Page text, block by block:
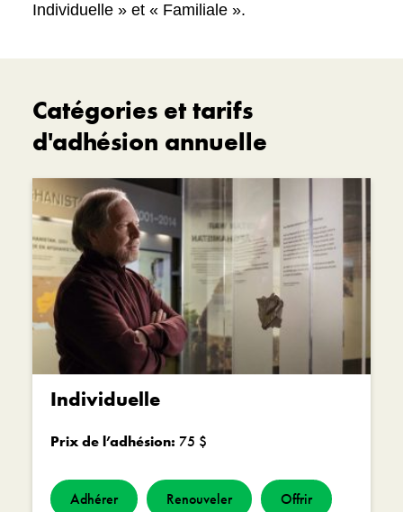
Individuelle » et « Familiale ».
Catégories et tarifs
d'adhésion annuelle
Individuelle
Prix de l’adhésion: 75 $
Adhérer Renouveler Offrir